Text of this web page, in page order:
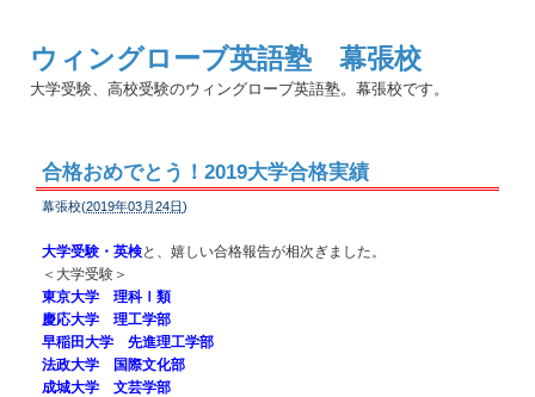
ウィングローブ英語塾 幕張校
大学受験、高校受験のウィングローブ英語塾。幕張校です。
合格おめでとう！2019大学合格実績
幕張校(2019年03月24日)
大学受験・英検と、嬉しい合格報告が相次ぎました。
＜大学受験＞
東京大学 理科Ⅰ類
慶応大学 理工学部
早稲田大学 先進理工学部
法政大学 国際文化部
成城大学 文芸学部